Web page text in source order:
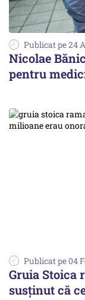
Publicat pe 24
Nicolae
pentru
Publicat pe 04
Gruia Stoica
susținut că